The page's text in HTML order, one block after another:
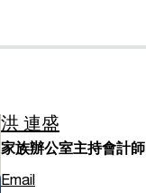
洪 連盛
家族辦公室主持會計
Email